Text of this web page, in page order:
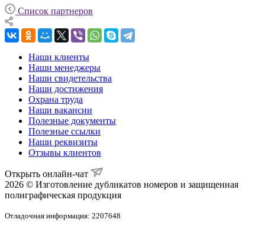
Список партнеров
Наши клиенты
Наши менеджеры
Наши свидетельства
Наши достижения
Охрана труда
Наши вакансии
Полезные документы
Полезные ссылки
Наши реквизиты
Отзывы клиентов
Открыть онлайн-чат
2026 © Изготовление дубликатов номеров и защищенная
полиграфическая продукция
Отладочная информация: 2207648